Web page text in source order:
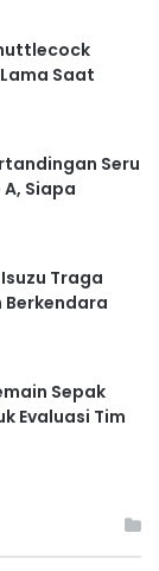
Saat
Seru
A, Siapa
Traga
Berkendara
Sepak
Evaluasi Tim